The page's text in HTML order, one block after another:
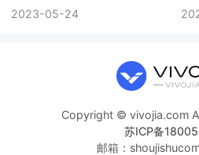
2023-05-24
Copyright © vivojia.com
苏ICP备
邮箱：